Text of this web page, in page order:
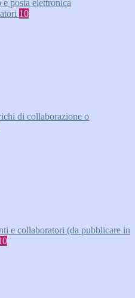
e posta elettronica
10
di collaborazione o
e collaboratori (da pubblicare in